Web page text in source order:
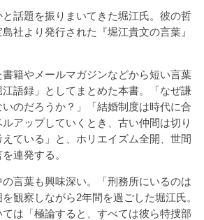
話題を振りまいてきた堀江氏。彼の哲
社より発行された『堀江貴文の言葉』
籍やメールマガジンなどから短い言葉
語録」としてまとめた本書。「なぜ謙
のだろうか？」「結婚制度は時代に合
アップしていくとき、古い仲間は切り
ている」と、ホリエイズム全開、世間
連発する。
言葉も興味深い。「刑務所にいるのは
観察しながら2年間を過ごした堀江氏。
は「極論すると、すべては彼ら特捜部